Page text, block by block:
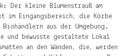
Der kleine Blumenstrauß am
im Eingangsbereich, die Körbe
Biohändlern aus der Umgebung.
und bewusste gestaltete Lokal
an den Wänden, die, werden